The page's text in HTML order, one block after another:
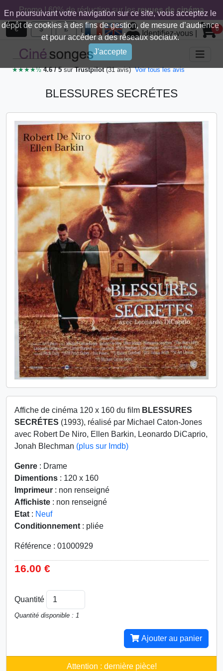
En poursuivant votre navigation sur ce site, vous acceptez le
dépôt de cookies à des fins de gestion, de mesure d’audience
et pour accéder à des réseaux sociaux.
J'accepte
Promo ! 60% de réduction sur lesrevues de cinéma
€ $ £ |
Identifiez-vous 0
★★★★½4.6 / 5surTrustpilot(31 avis) Voir tous les avis
BLESSURES SECRÉTES
Affiche de cinéma 120 x 160 du film BLESSURES
SECRÉTES (1993), réalisé par Michael Caton-Jones
avec Robert De Niro, Ellen Barkin, Leonardo DiCaprio,
Jonah Blechman (plus sur Imdb)
Genre : Drame
Dimentions : 120 x 160
Imprimeur : non renseigné
Affichiste : non renseigné
Etat: Neuf
Conditionnement: pliée
Référence : 01000929
16.00 €
Quantité
Quantité disponible : 1
Ajouter au panier
Attention : dernière pièce!